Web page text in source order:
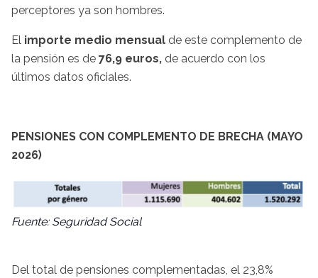
perceptores ya son hombres.
El importe medio mensual de este complemento de
la pensión es de 76,9 euros, de acuerdo con los
últimos datos oficiales.
PENSIONES CON COMPLEMENTO DE BRECHA (MAYO
2026)
Fuente: Seguridad Social
Del total de pensiones complementadas, el 23,8%